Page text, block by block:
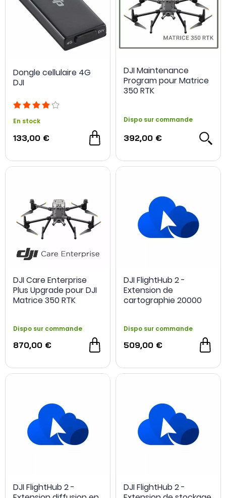
Dongle cellulaire 4G
DJI
En stock
133,00 €
DJI Maintenance
Program pour Matrice
350 RTK
Dispo sur commande
392,00 €
DJI Care Enterprise
Plus Upgrade pour DJI
Matrice 350 RTK
Dispo sur commande
870,00 €
DJI FlightHub 2 -
Extension de
cartographie 20000
Dispo sur commande
509,00 €
DJI FlightHub 2 -
DJI FlightHub 2 -